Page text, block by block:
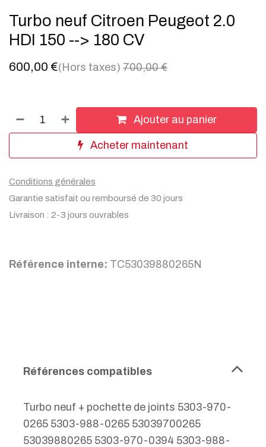
Turbo neuf Citroen Peugeot 2.0
HDI 150 --> 180 CV
600,00 €(Hors taxes) 700,00€
Ajouter au panier
Acheter maintenant
Conditions générales
Garantie satisfait ou remboursé de 30 jours
Livraison : 2-3 jours ouvrables
Référence interne: TC53039880265N
Références compatibles
Turbo neuf + pochette de joints 5303-970-
0265 5303-988-0265 53039700265
53039880265 5303-970-0394 5303-988-